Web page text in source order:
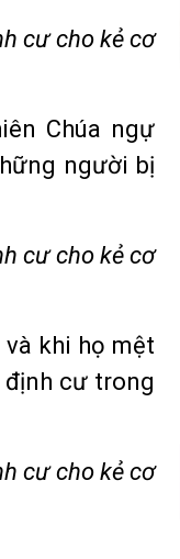
cư cho kẻ cơ
Chúa ngự
người bị
cư cho kẻ cơ
và khi họ mệt
định cư trong
cư cho kẻ cơ